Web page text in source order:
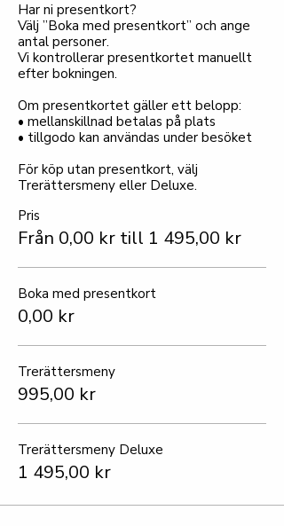
Har ni presentkort?
Välj ”Boka med presentkort” och ange
antal personer.
Vi kontrollerar presentkortet manuellt
efter bokningen.
Om presentkortet gäller ett belopp:
• mellanskillnad betalas på plats
• tillgodo kan användas under besöket
För köp utan presentkort, välj
Trerättersmeny eller Deluxe.
Pris
Från 0,00 kr till 1 495,00 kr
Boka med presentkort
0,00 kr
Trerättersmeny
995,00 kr
Trerättersmeny Deluxe
1 495,00 kr